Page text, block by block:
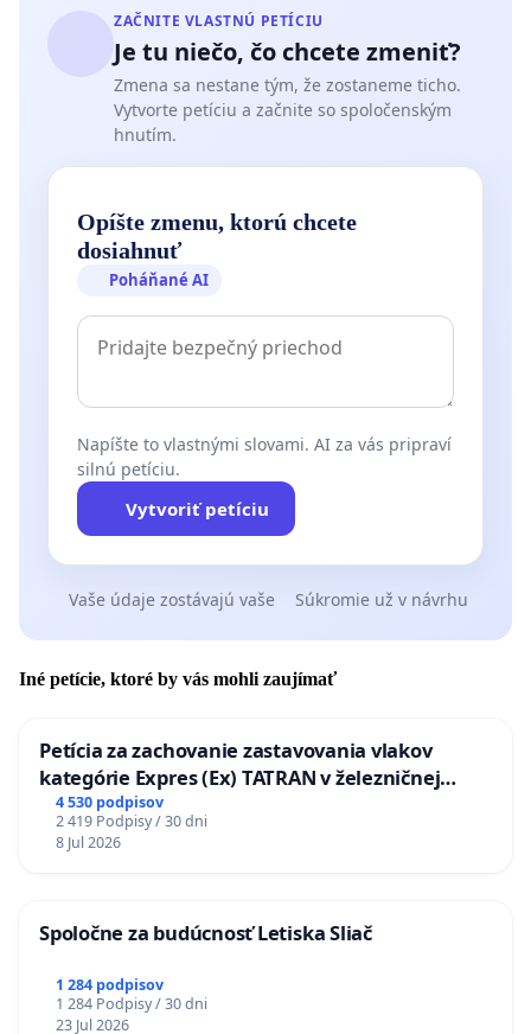
ZAČNITE VLASTNÚ PETÍCIU
Je tu niečo, čo chcete zmeniť?
Zmena sa nestane tým, že zostaneme ticho.
Vytvorte petíciu a začnite so spoločenským
hnutím.
Opíšte zmenu, ktorú chcete
dosiahnuť
Poháňané AI
Napíšte to vlastnými slovami. AI za vás pripraví
silnú petíciu.
Vytvoriť petíciu
Vaše údaje zostávajú vaše Súkromie už v návrhu
Iné petície, ktoré by vás mohli zaujímať
Petícia za zachovanie zastavovania vlakov
kategórie Expres (Ex) TATRAN v železničnej
stanici Púchov
4 530 podpisov
2 419 Podpisy / 30 dni
8 Jul 2026
Spoločne za budúcnosť Letiska Sliač
1 284 podpisov
1 284 Podpisy / 30 dni
23 Jul 2026